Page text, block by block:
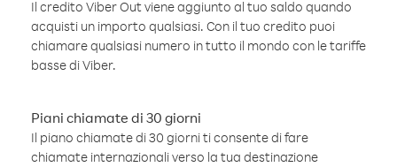
Il credito Viber Out viene aggiunto al tuo saldo quando
acquisti un importo qualsiasi. Con il tuo credito puoi
chiamare qualsiasi numero in tutto il mondo con le tariffe
basse di Viber.
Piani chiamate di 30 giorni
Il piano chiamate di 30 giorni ti consente di fare
chiamate internazionali verso la tua destinazione